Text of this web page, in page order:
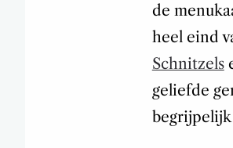
de
heel eind
Schnitzels
geliefde